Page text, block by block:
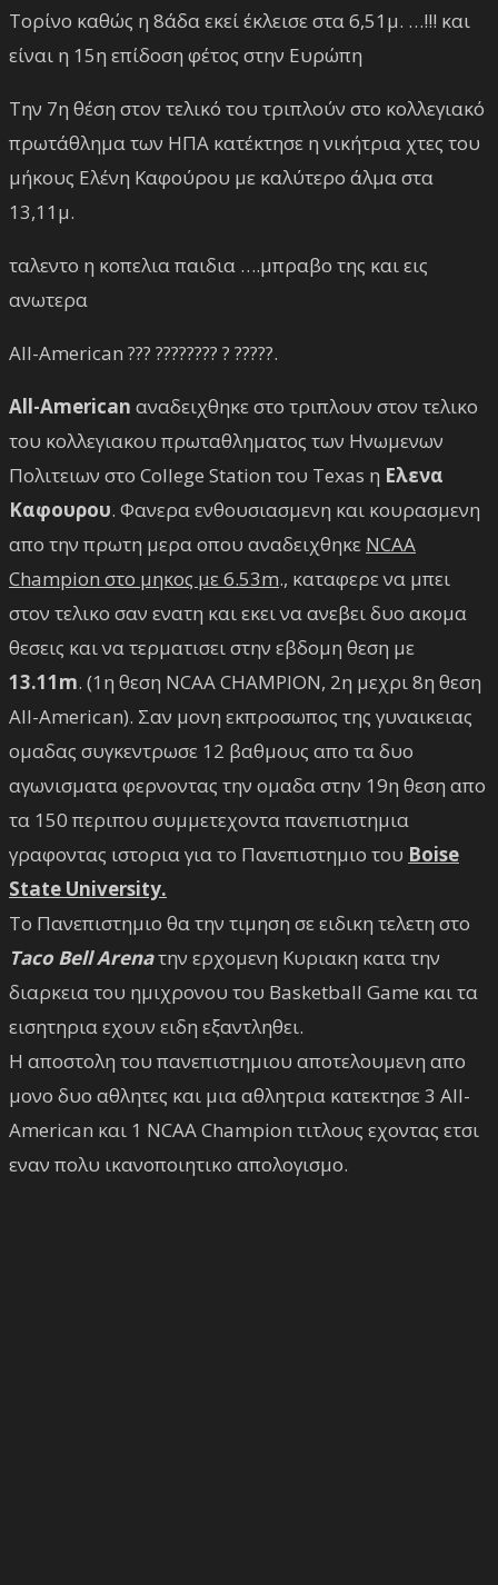
Τορίνο καθώς η 8άδα εκεί έκλεισε στα 6,51μ. …!!! και
είναι η 15η επίδοση φέτος στην Ευρώπη
Tην 7η θέση στον τελικό του τριπλούν στο κολλεγιακό
πρωτάθλημα των ΗΠΑ κατέκτησε η νικήτρια χτες του
μήκους Ελένη Καφούρου με καλύτερο άλμα στα
13,11μ.
ταλεντο η κοπελια παιδια ….μπραβο της και εις
ανωτερα
All-American ??? ???????? ? ?????.
All-American αναδειχθηκε στο τριπλουν στον τελικο
του κολλεγιακου πρωταθληματος των Ηνωμενων
Πολιτειων στο College Station του Texas η Ελενα
Καφουρου. Φανερα ενθουσιασμενη και κουρασμενη
απο την πρωτη μερα οπου αναδειχθηκε NCAA
Champion στο μηκος με 6.53m., καταφερε να μπει
στον τελικο σαν ενατη και εκει να ανεβει δυο ακομα
θεσεις και να τερματισει στην εβδομη θεση με
13.11m. (1η θεση NCAA CHAMPION, 2η μεχρι 8η θεση
All-American). Σαν μονη εκπροσωπος της γυναικειας
ομαδας συγκεντρωσε 12 βαθμους απο τα δυο
αγωνισματα φερνοντας την ομαδα στην 19η θεση απο
τα 150 περιπου συμμετεχοντα πανεπιστημια
γραφοντας ιστορια για το Πανεπιστημιο του Boise
State University.
Το Πανεπιστημιο θα την τιμηση σε ειδικη τελετη στο
Taco Bell Arenaτην ερχομενη Κυριακη κατα την
διαρκεια του ημιχρονου του Basketball Game και τα
εισητηρια εχουν ειδη εξαντληθει.
Η αποστολη του πανεπιστημιου αποτελουμενη απο
μονο δυο αθλητες και μια αθλητρια κατεκτησε 3 All-
American και 1 NCAA Champion τιτλους εχοντας ετσι
εναν πολυ ικανοποιητικο απολογισμο.